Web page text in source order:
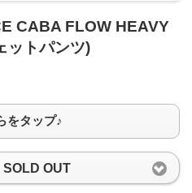
CABA FLOW HEAVY
ットパンツ)
をタップ♪
SOLD OUT